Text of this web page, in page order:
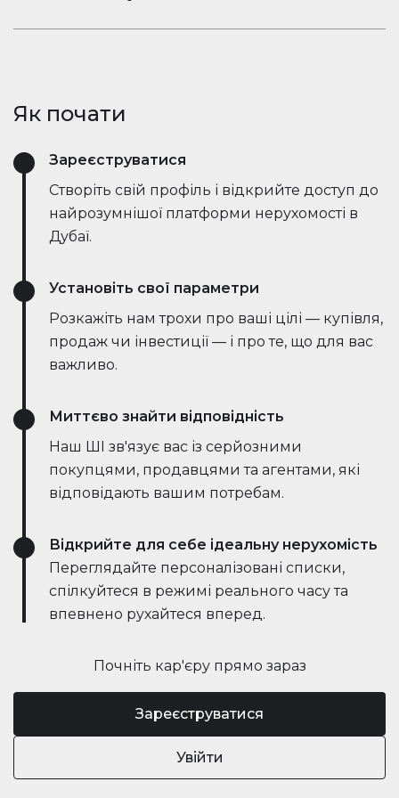
швидшими та ефективнішими, ніж будь-коли.
запитання, діліться оголошеннями та отримуйте
одному місці.
Як почати
Почніть кар'єру прямо зараз
Зареєструватися
Увійти
Зареєструватися
Створіть свій профіль і відкрийте доступ до
найрозумнішої платформи нерухомості в
Дубаї.
Установіть свої параметри
Розкажіть нам трохи про ваші цілі — купівля,
продаж чи інвестиції — і про те, що для вас
важливо.
Миттєво знайти відповідність
Наш ШІ зв'язує вас із серйозними
покупцями, продавцями та агентами, які
відповідають вашим потребам.
Відкрийте для себе ідеальну нерухомість
Переглядайте персоналізовані списки,
спілкуйтеся в режимі реального часу та
впевнено рухайтеся вперед.